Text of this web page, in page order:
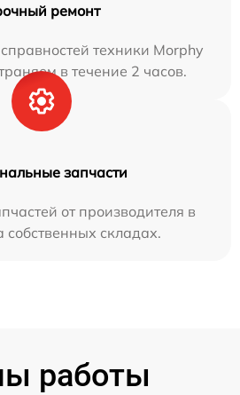
ремонт
техники Morphy
в течение 2 часов.
запчасти
от производителя в
собственных складах.
работы